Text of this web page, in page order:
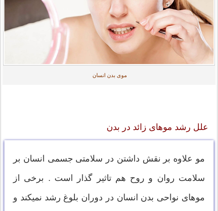
موی بدن انسان
علل رشد موهای زائد در بدن
مو علاوه بر نقش داشتن در سلامتی جسمی انسان بر
سلامت روان و روح هم تاثیر گذار است . برخی از
موهای نواحی بدن انسان در دوران بلوغ رشد نمیکند و